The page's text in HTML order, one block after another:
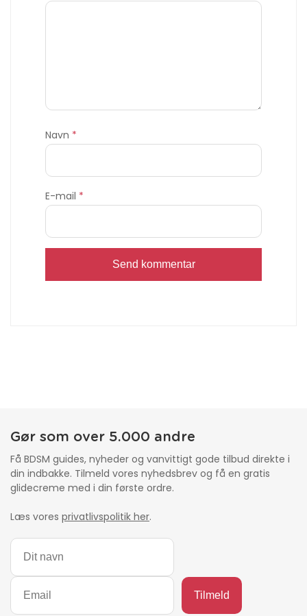
Navn *
E-mail *
Gør som over 5.000 andre
Få BDSM guides, nyheder og vanvittigt gode tilbud direkte i
din indbakke. Tilmeld vores nyhedsbrev og få en gratis
glidecreme med i din første ordre.
Læs vores privatlivspolitik her.